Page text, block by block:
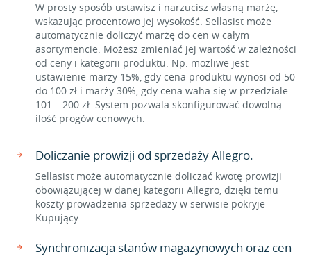
W prosty sposób ustawisz i narzucisz własną marżę,
wskazując procentowo jej wysokość. Sellasist może
automatycznie doliczyć marżę do cen w całym
asortymencie. Możesz zmieniać jej wartość w zależności
od ceny i kategorii produktu. Np. możliwe jest
ustawienie marży 15%, gdy cena produktu wynosi od 50
do 100 zł i marży 30%, gdy cena waha się w przedziale
101 – 200 zł. System pozwala skonfigurować dowolną
ilość progów cenowych.
Doliczanie prowizji od sprzedaży Allegro.
Sellasist może automatycznie doliczać kwotę prowizji
obowiązującej w danej kategorii Allegro, dzięki temu
koszty prowadzenia sprzedaży w serwisie pokryje
Kupujący.
Synchronizacja stanów magazynowych oraz cen